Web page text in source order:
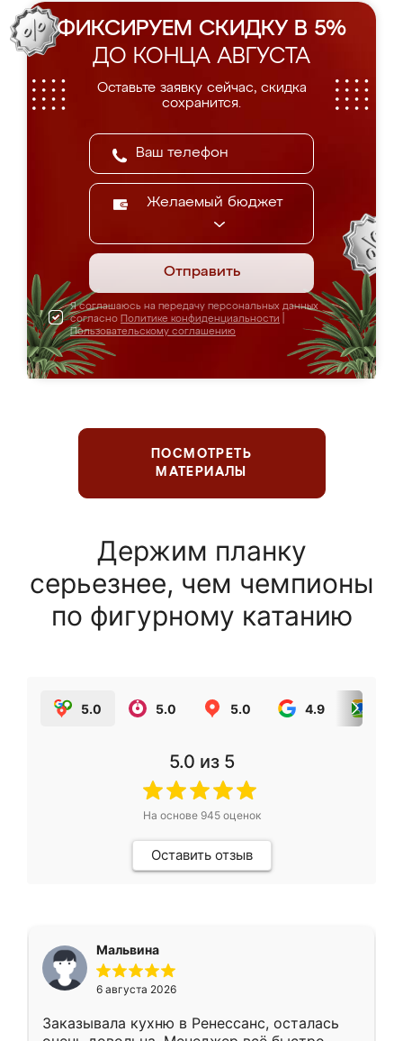
ФИКСИРУЕМ СКИДКУ В 5%
ДО КОНЦА АВГУСТА
Оставьте заявку сейчас, скидка
сохранится.
Желаемый бюджет
Отправить
Я соглашаюсь на передачу персональных данных
согласно Политике конфиденциальности
Пользовательскому соглашению
ПОСМОТРЕТЬ
МАТЕРИАЛЫ
Держим планку
серьезнее, чем чемпионы
по фигурному катанию
5.0 5.0 5.0 4.9
5.0 из 5
На основе 945оценок
Оставить отзыв
Мальвина
6 августа 2026
Заказывала кухню в Ренессанс, осталась